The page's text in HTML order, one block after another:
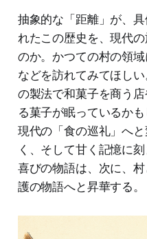
抽象的な「距離」が、
れたこの歴史を、現代
のか。かつての村の領
などを訪れてみてほし
の製法で和菓子を商う
る菓子が眠っているか
現代の「食の巡礼」へ
く、そして甘く記憶に
喜びの物語は、次に、
護の物語へと昇華する。